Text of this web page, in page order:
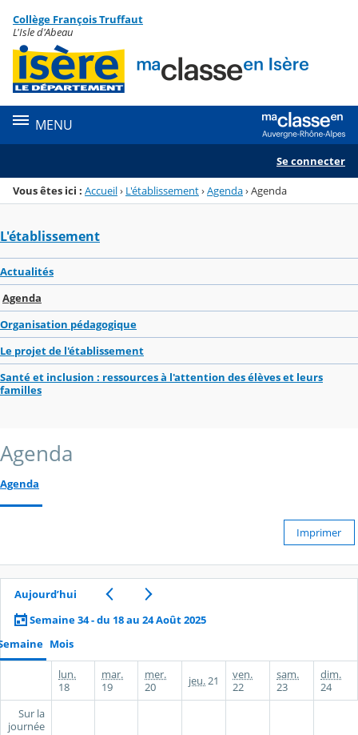
Menu de la rubrique
Contenu
Collège François Truffaut
L'Isle d'Abeau
MENU
Se connecter
Vous êtes ici : Accueil› L'établissement›Agenda›Agenda
L'établissement
Actualités
Agenda
Organisation pédagogique
Le projet de l'établissement
Santé et inclusion : ressources à l'attention des élèves et leurs
familles
Agenda
Agenda
Imprimer
Aujourd’hui
Semaine 34 - du 18 au 24 Août 2025
Mois
lun.
18
mar.
19
mer.
20
jeu.21
ven.
22
sam.
23
dim.
24
Sur la
journée